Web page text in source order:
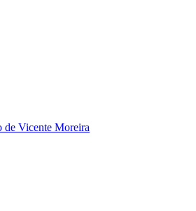
de Vicente Moreira